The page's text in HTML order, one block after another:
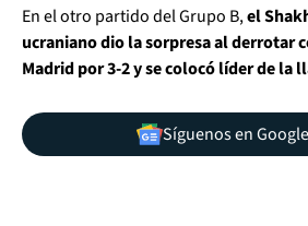
En el otro partido del Grupo B,el
ucraniano dio la sorpresa al derrotar
Madrid por 3-2 y se colocó líder de la
Síguenos en